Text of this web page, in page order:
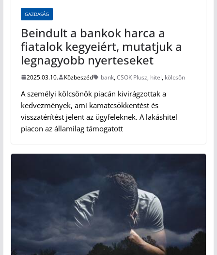
GAZDASÁG
Beindult a bankok harca a
fiatalok kegyeiért, mutatjuk a
legnagyobb nyerteseket
2025.03.10. Közbeszéd bank,CSOK Plusz, hitel, kölcsön
A személyi kölcsönök piacán kivirágzottak a
kedvezmények, ami kamatcsökkentést és
visszatérítést jelent az ügyfeleknek. A lakáshitel
piacon az államilag támogatott